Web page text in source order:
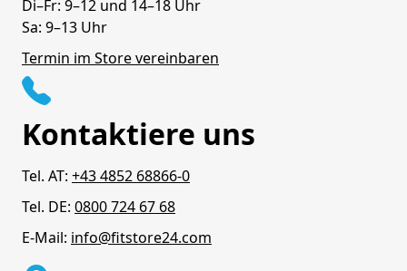
Di–Fr: 9–12 und 14–18 Uhr
Sa: 9–13 Uhr
Termin im Store vereinbaren
Kontaktiere uns
Tel. AT: +43 4852 68866-0
Tel. DE: 0800 724 67 68
E-Mail: info@fitstore24.com